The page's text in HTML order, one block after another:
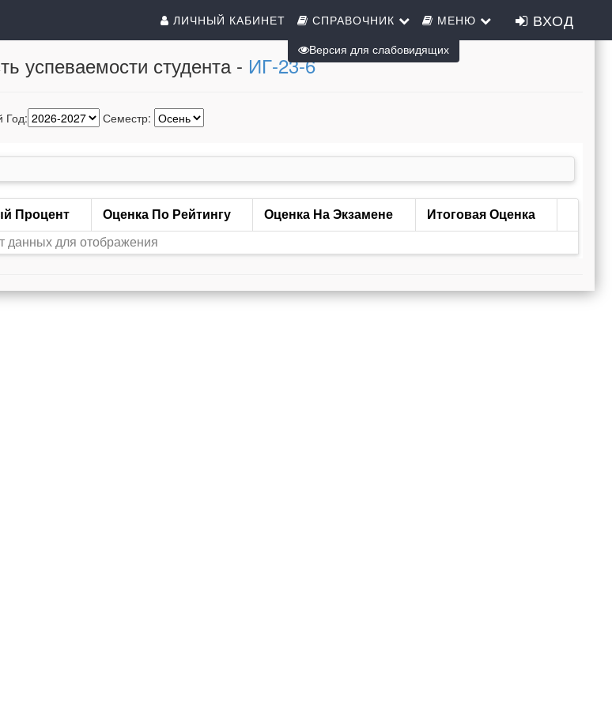
ЛИЧНЫЙ КАБИНЕТ СПРАВОЧНИК МЕНЮ ВХОД
успеваемости студента - ИГ-23-6
Год: Семестр:
Процент Оценка По Рейтингу Оценка На Экзамене Итоговая Оценка
данных для отображения
Версия для слабовидящих